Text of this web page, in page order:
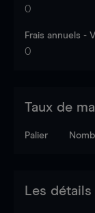
0
Frais annuels -
0
Taux de
Palier
Les